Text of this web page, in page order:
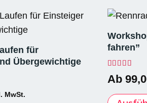
für
Übergewichtige
fahren”
Ab